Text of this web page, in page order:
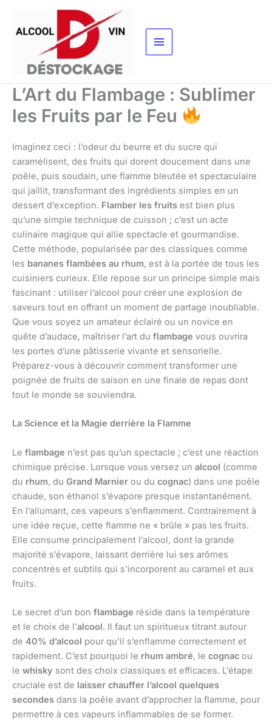
contenu
L’Art du Flambage : Sublimer
les Fruits par le Feu
Imaginez ceci : l’odeur du beurre et du sucre qui
caramélisent, des fruits qui dorent doucement dans une
poêle, puis soudain, une flamme bleutée et spectaculaire
qui jaillit, transformant des ingrédients simples en un
dessert d’exception. Flamber les fruits est bien plus
qu’une simple technique de cuisson ; c’est un acte
culinaire magique qui allie spectacle et gourmandise.
Cette méthode, popularisée par des classiques comme
les bananes flambées au rhum, est à la portée de tous les
cuisiniers curieux. Elle repose sur un principe simple mais
fascinant : utiliser l’alcool pour créer une explosion de
saveurs tout en offrant un moment de partage inoubliable.
Que vous soyez un amateur éclairé ou un novice en
quête d’audace, maîtriser l’art du flambage vous ouvrira
les portes d’une pâtisserie vivante et sensorielle.
Préparez-vous à découvrir comment transformer une
poignée de fruits de saison en une finale de repas dont
tout le monde se souviendra.
La Science et la Magie derrière la Flamme
Le flambage n’est pas qu’un spectacle ; c’est une réaction
chimique précise. Lorsque vous versez un alcool (comme
du rhum, du Grand Marnier ou du cognac) dans une poêle
chaude, son éthanol s’évapore presque instantanément.
En l’allumant, ces vapeurs s’enflamment. Contrairement à
une idée reçue, cette flamme ne « brûle » pas les fruits.
Elle consume principalement l’alcool, dont la grande
majorité s’évapore, laissant derrière lui ses arômes
concentrés et subtils qui s’incorporent au caramel et aux
fruits.
Le secret d’un bon flambage réside dans la température
et le choix de l’alcool. Il faut un spiritueux titrant autour
de 40% d’alcool pour qu’il s’enflamme correctement et
rapidement. C’est pourquoi le rhum ambré, le cognac ou
le whisky sont des choix classiques et efficaces. L’étape
cruciale est de laisser chauffer l’alcool quelques
secondes dans la poêle avant d’approcher la flamme, pour
permettre à ces vapeurs inflammables de se former.